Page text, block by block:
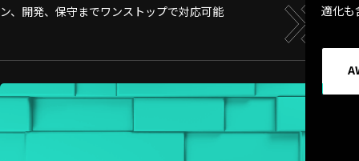
ン、開発、保守までワンストップで対応可能
適化も